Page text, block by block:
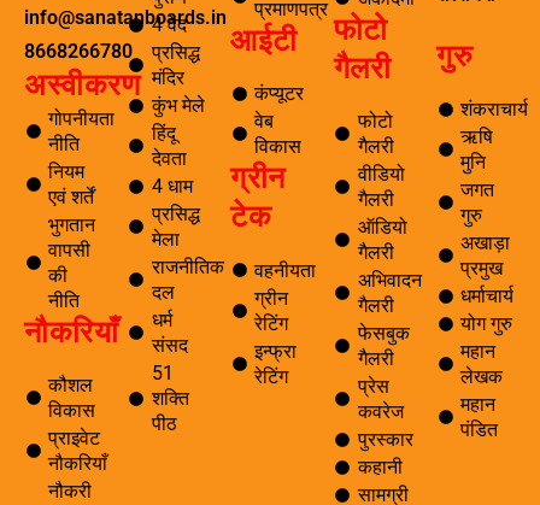
info@sanatanboards.in
8668266780
अस्वीकरण
गोपनीयता
नीति
नियम
एवं शर्तें
भुगतान
वापसी
की
नीति
नौकरियाँ
कौशल
विकास
प्राइवेट
नौकरियाँ
नौकरी
4 वेद
प्रसिद्ध
मंदिर
कुंभ मेले
हिंदू
देवता
4 धाम
प्रसिद्ध
मेला
राजनीतिक
दल
धर्म
संसद
51
शक्ति
पीठ
प्रमाणपत्र
आईटी
कंप्यूटर
वेब
विकास
ग्रीन
टेक
वहनीयता
ग्रीन
रेटिंग
इन्फ्रा
रेटिंग
फोटो
गैलरी
फोटो
गैलरी
वीडियो
गैलरी
ऑडियो
गैलरी
अभिवादन
गैलरी
फेसबुक
गैलरी
प्रेस
कवरेज
पुरस्कार
कहानी
सामग्री
गुरु
शंकराचार्य
ऋषि
मुनि
जगत
गुरु
अखाड़ा
प्रमुख
धर्माचार्य
योग गुरु
महान
लेखक
महान
पंडित